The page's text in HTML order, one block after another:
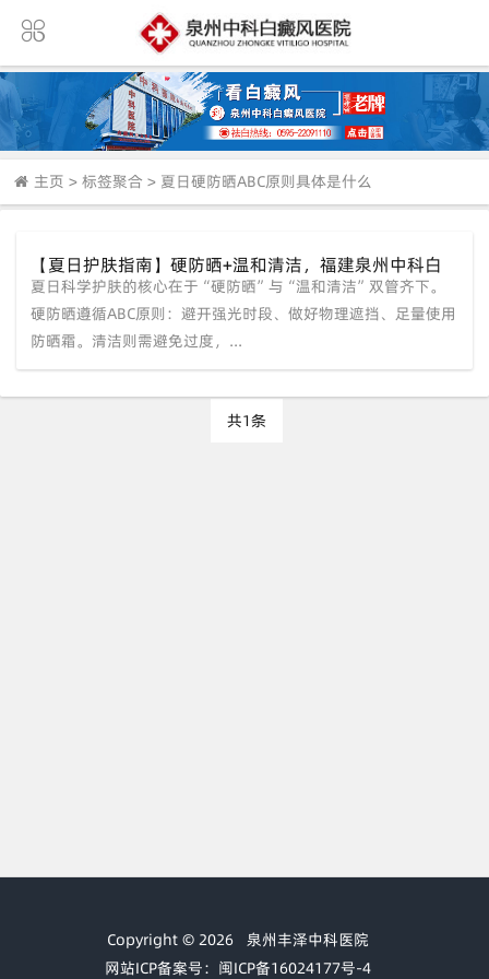
主页 > 标签聚合 > 夏日硬防晒ABC原则具体是什么
【夏日护肤指南】硬防晒+温和清洁，福建泉州中科白
癜风医院教您平稳度过高温天
夏日科学护肤的核心在于“硬防晒”与“温和清洁”双管齐下。
硬防晒遵循ABC原则：避开强光时段、做好物理遮挡、足量使用
防晒霜。清洁则需避免过度，...
共1条
Copyright © 2026 泉州丰泽中科医院
网站ICP备案号：闽ICP备16024177号-4